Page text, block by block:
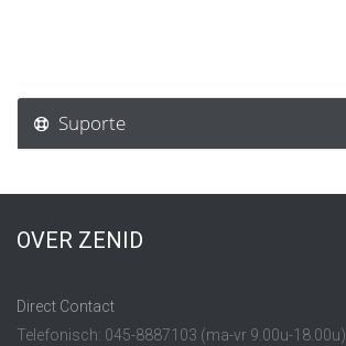
Suporte
OVER ZENID
Direct Contact
Telefonisch: 045-8887103 (ma-vr 9.00u-18.00u)